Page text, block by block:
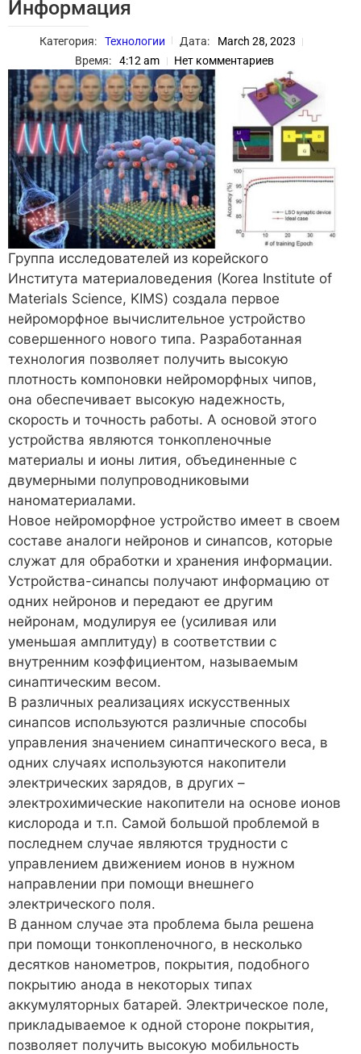
Информация
Категория: Технологии Дата:
March 28, 2023
Время:
4:12 am Нет комментариев
Группа исследователей из корейского
Института материаловедения (Korea Institute of
Materials Science, KIMS) создала первое
нейроморфное вычислительное устройство
совершенного нового типа. Разработанная
технология позволяет получить высокую
плотность компоновки нейроморфных чипов,
она обеспечивает высокую надежность,
скорость и точность работы. А основой этого
устройства являются тонкопленочные
материалы и ионы лития, объединенные с
двумерными полупроводниковыми
наноматериалами.
Новое нейроморфное устройство имеет в своем
составе аналоги нейронов и синапсов, которые
служат для обработки и хранения информации.
Устройства-синапсы получают информацию от
одних нейронов и передают ее другим
нейронам, модулируя ее (усиливая или
уменьшая амплитуду) в соответствии с
внутренним коэффициентом, называемым
синаптическим весом.
В различных реализациях искусственных
синапсов используются различные способы
управления значением синаптического веса, в
одних случаях используются накопители
электрических зарядов, в других –
электрохимические накопители на основе ионов
кислорода и т.п. Самой большой проблемой в
последнем случае являются трудности с
управлением движением ионов в нужном
направлении при помощи внешнего
электрического поля.
В данном случае эта проблема была решена
при помощи тонкопленочного, в несколько
десятков нанометров, покрытия, подобного
покрытию анода в некоторых типах
аккумуляторных батарей. Электрическое поле,
прикладываемое к одной стороне покрытия,
позволяет получить высокую мобильность